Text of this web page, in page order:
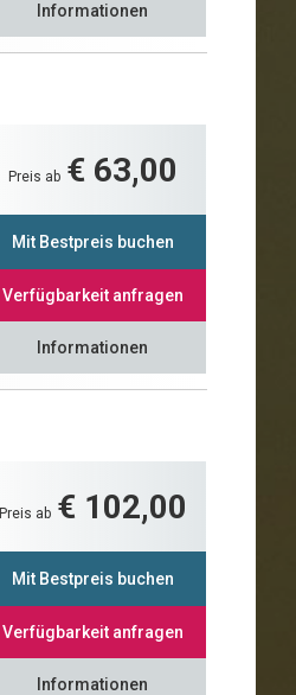
Informationen
Preis ab € 63,00
Mit Bestpreis buchen
Verfügbarkeit anfragen
Informationen
Preis ab € 102,00
Mit Bestpreis buchen
Verfügbarkeit anfragen
Informationen